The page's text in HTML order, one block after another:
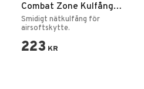
Combat Zone Kulfång
Nätmodell 17x17 –
Ihopfällbart kulfång
Smidigt nätkulfång för
airsoftskytte.
223 KR